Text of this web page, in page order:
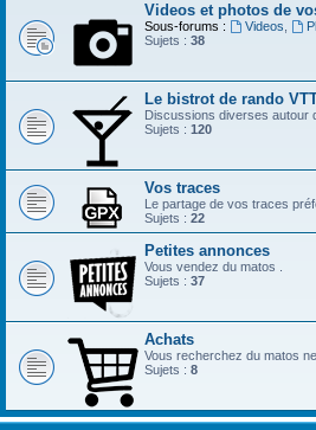
Videos et photos de
Sous-forums : Videos
Sujets : 38
Le bistrot de rando
Discussions diverses autour
Sujets : 120
Vos traces
Le partage de vos traces
Sujets : 22
Petites annonces
Vous vendez du matos .
Sujets : 37
Achats
Vous recherchez du matos
Sujets : 8